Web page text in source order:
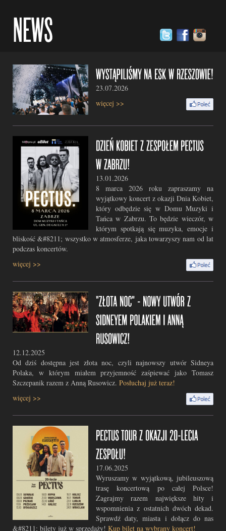
23.07.2026
więcej >>
13.01.2026
8 marca 2026 roku zapraszamy na
wyjątkowy koncert z okazji Dnia Kobiet,
który odbędzie się w Domu Muzyki i
Tańca w Zabrzu. To będzie wieczór, w
którym spotkają się muzyka, emocje i
bliskość &#8211; wszystko w atmosferze, jaka towarzyszy nam od lat
podczas koncertów.
więcej >>
12.12.2025
Od dziś dostępna jest złota noc, czyli najnowszy utwór Sidneya
Polaka, w którym miałem przyjemność zaśpiewać jako Tomasz
Szczepanik razem z Anną Rusowicz. Posłuchaj już teraz!
więcej >>
17.06.2025
Wyruszamy w wyjątkową, jubileuszową
trasę koncertową po całej Polsce!
Zagrajmy razem największe hity i
wspomnienia z ostatnich dwóch dekad.
Sprawdź daty, miasta i dołącz do nas
&#8211; bilety już w sprzedaży! Kup bilet na wybrany koncert!